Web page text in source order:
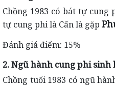
Chồng 1983 có bát tự cung
tự cung phi là Cấn là gặp
Đánh giá điểm: 15%
2. Ngũ hành cung phi sinh
Chồng tuổi 1983 có ngũ